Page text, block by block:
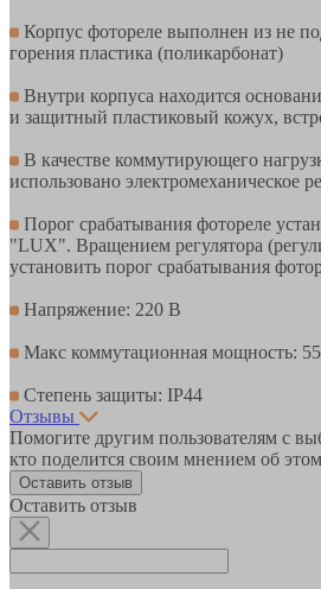
Корпус фотореле выполнен из не
горения пластика (поликарбонат)
Внутри корпуса находится
и защитный пластиковый кожух,
В качестве коммутирующего
использовано электромеханическое
Порог срабатывания фотореле
"LUX". Вращением регулятора
установить порог срабатывания
Напряжение: 220 В
Макс коммутационная мощность:
Степень защиты: IP44
Отзывы
Помогите другим пользователям с
кто поделится своим мнением об
Оставить отзыв
Оставить отзыв